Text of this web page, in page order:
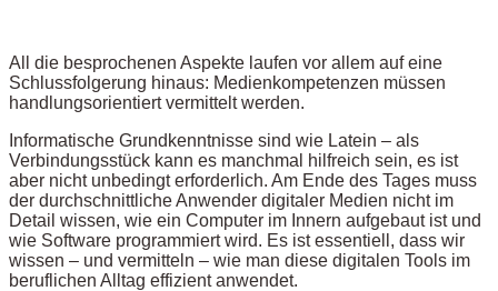
All die besprochenen Aspekte laufen vor allem auf eine
Schlussfolgerung hinaus: Medienkompetenzen müssen
handlungsorientiert vermittelt werden.
Informatische Grundkenntnisse sind wie Latein – als
Verbindungsstück kann es manchmal hilfreich sein, es ist
aber nicht unbedingt erforderlich. Am Ende des Tages muss
der durchschnittliche Anwender digitaler Medien nicht im
Detail wissen, wie ein Computer im Innern aufgebaut ist und
wie Software programmiert wird. Es ist essentiell, dass wir
wissen – und vermitteln – wie man diese digitalen Tools im
beruflichen Alltag effizient anwendet.